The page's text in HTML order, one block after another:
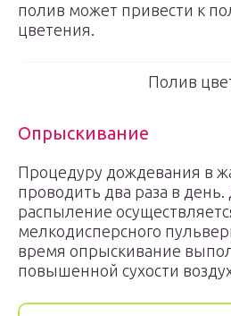
полив может привести к
цветения.
Полив
Опрыскивание
Процедуру дождевания в
проводить два раза в день.
распыление
мелкодисперсного
время опрыскивание
повышенной сухости